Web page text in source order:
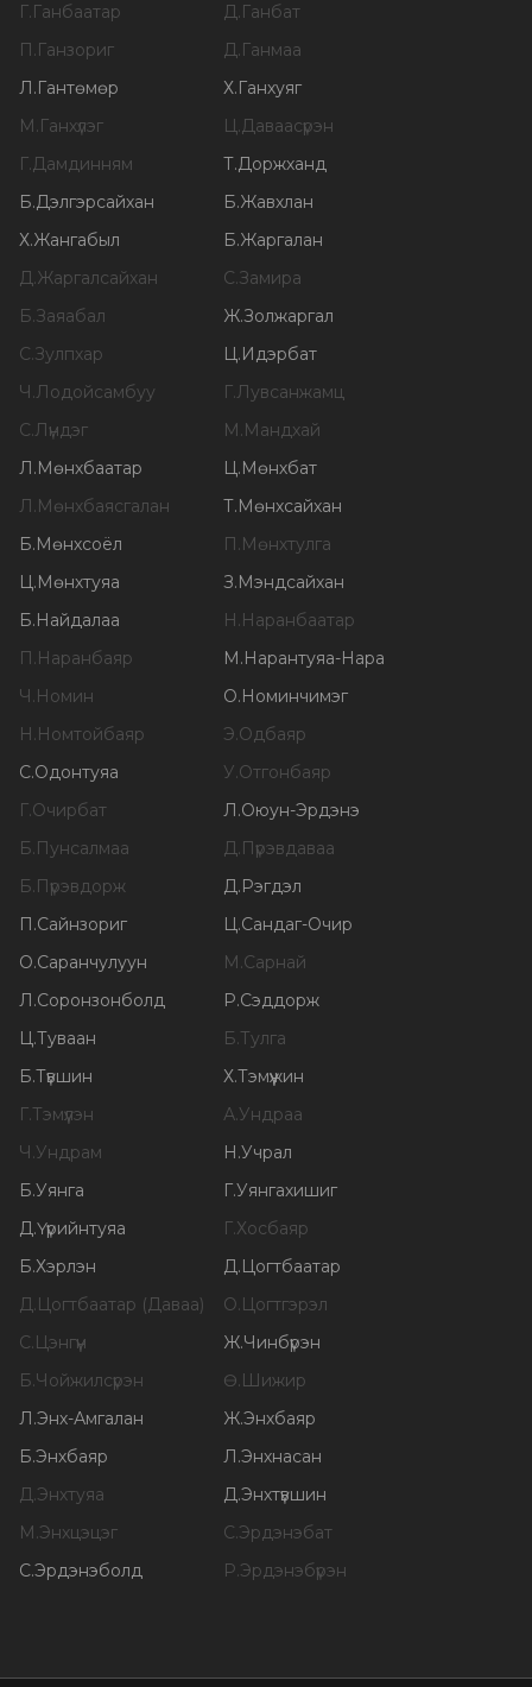
Г.Ганбаатар Д.Ганбат
П.Ганзориг Д.Ганмаа
Л.Гантөмөр Х.Ганхуяг
М.Ганхүлэг Ц.Даваасүрэн
Г.Дамдинням Т.Доржханд
Б.Дэлгэрсайхан Б.Жавхлан
Х.Жангабыл Б.Жаргалан
Д.Жаргалсайхан С.Замира
Б.Заяабал Ж.Золжаргал
С.Зулпхар Ц.Идэрбат
Ч.Лодойсамбуу Г.Лувсанжамц
С.Лүндэг М.Мандхай
Л.Мөнхбаатар Ц.Мөнхбат
Л.Мөнхбаясгалан Т.Мөнхсайхан
Б.Мөнхсоёл П.Мөнхтулга
Ц.Мөнхтуяа З.Мэндсайхан
Б.Найдалаа Н.Наранбаатар
П.Наранбаяр М.Нарантуяа-Нара
Ч.Номин О.Номинчимэг
Н.Номтойбаяр Э.Одбаяр
С.Одонтуяа У.Отгонбаяр
Г.Очирбат Л.Оюун-Эрдэнэ
Б.Пунсалмаа Д.Пүрэвдаваа
Б.Пүрэвдорж Д.Рэгдэл
П.Сайнзориг Ц.Сандаг-Очир
О.Саранчулуун М.Сарнай
Л.Соронзонболд Р.Сэддорж
Ц.Туваан Б.Тулга
Б.Түвшин Х.Тэмүүжин
Г.Тэмүүлэн А.Ундраа
Ч.Ундрам Н.Учрал
Б.Уянга Г.Уянгахишиг
Д.Үүрийнтуяа Г.Хосбаяр
Б.Хэрлэн Д.Цогтбаатар
Д.Цогтбаатар (Даваа) О.Цогтгэрэл
С.Цэнгүүн Ж.Чинбүрэн
Б.Чойжилсүрэн Ө.Шижир
Л.Энх-Амгалан Ж.Энхбаяр
Б.Энхбаяр Л.Энхнасан
Д.Энхтуяа Д.Энхтүвшин
М.Энхцэцэг С.Эрдэнэбат
С.Эрдэнэболд Р.Эрдэнэбүрэн